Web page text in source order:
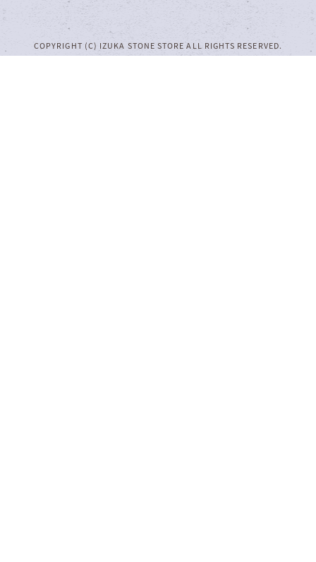
COPYRIGHT (C) IZUKA STONE STORE ALL RIGHTS RESERVED.